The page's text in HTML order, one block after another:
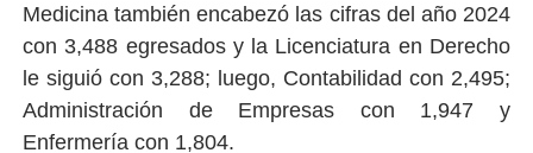
Medicina también encabezó las cifras del año 2024
con 3,488 egresados y la Licenciatura en Derecho
le siguió con 3,288; luego, Contabilidad con 2,495;
Administración de Empresas con 1,947 y
Enfermería con 1,804.